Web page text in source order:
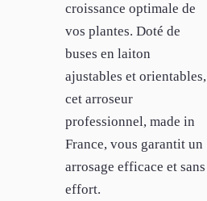
croissance optimale de
vos plantes. Doté de
buses en laiton
ajustables et orientables,
cet arroseur
professionnel, made in
France, vous garantit un
arrosage efficace et sans
effort.